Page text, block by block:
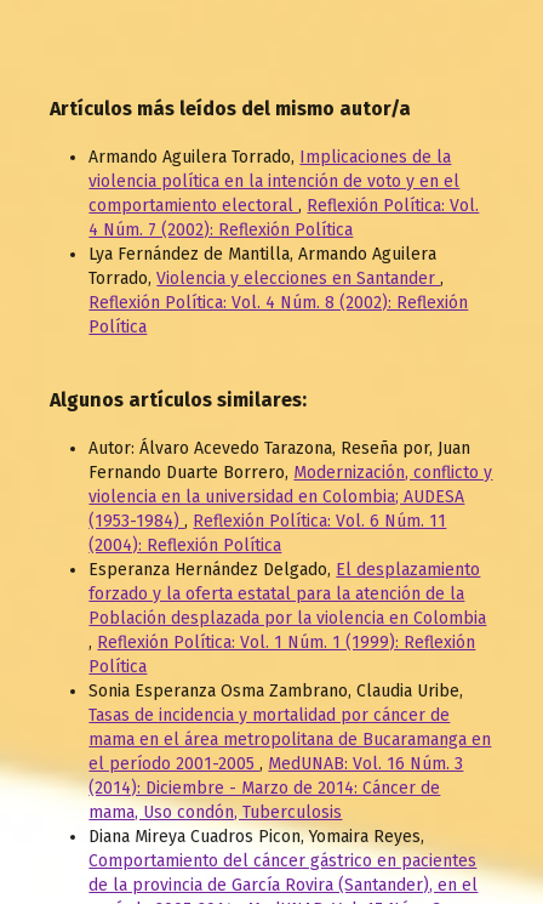
Artículos más leídos del mismo autor/a
Armando Aguilera Torrado, Implicaciones de la
violencia política en la intención de voto y en el
comportamiento electoral, Reflexión Política: Vol.
4 Núm. 7 (2002): Reflexión Política
Lya Fernández de Mantilla, Armando Aguilera
Torrado,Violencia y elecciones en Santander,
Reflexión Política: Vol. 4 Núm. 8 (2002): Reflexión
Política
Algunos artículos similares:
Autor: Álvaro Acevedo Tarazona, Reseña por, Juan
Fernando Duarte Borrero, Modernización, conflicto y
violencia en la universidad en Colombia; AUDESA
(1953-1984), Reflexión Política: Vol. 6 Núm. 11
(2004): Reflexión Política
Esperanza Hernández Delgado, El desplazamiento
forzado y la oferta estatal para la atención de la
Población desplazada por la violencia en Colombia
, Reflexión Política: Vol. 1 Núm. 1 (1999): Reflexión
Política
Sonia Esperanza Osma Zambrano, Claudia Uribe,
Tasas de incidencia y mortalidad por cáncer de
mama en el área metropolitana de Bucaramanga en
el período 2001-2005, MedUNAB: Vol. 16 Núm. 3
(2014): Diciembre - Marzo de 2014: Cáncer de
mama, Uso condón, Tuberculosis
Diana Mireya Cuadros Picon, Yomaira Reyes,
Comportamiento del cáncer gástrico en pacientes
de la provincia de García Rovira (Santander), en el